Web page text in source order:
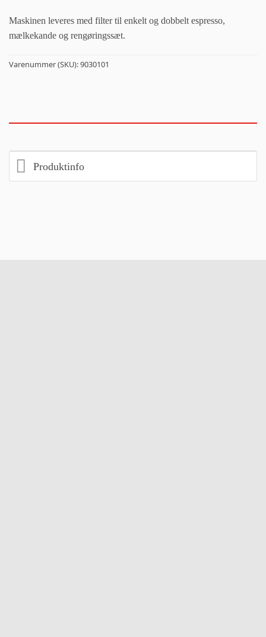
Maskinen leveres med filter til enkelt og dobbelt espresso,
mælkekande og rengøringssæt.
Varenummer (SKU):9030101
Produktinfo